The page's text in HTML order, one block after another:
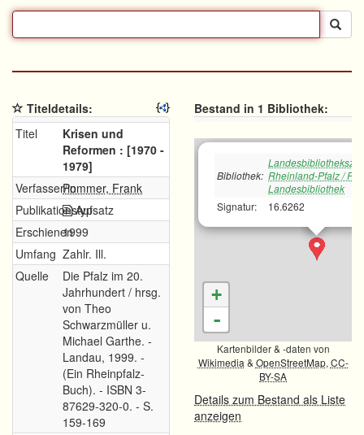
Titeldetails:
Titel
Krisen und
Reformen : [1970 -
1979]
Verfasser/inPommer, Frank
PublikationstypAufsatz
Erschienen1999
Umfang Zahlr. Ill.
Quelle
Die Pfalz im 20.
Jahrhundert / hrsg.
von Theo
Schwarzmüller u.
Michael Garthe. -
Landau, 1999. -
(Ein Rheinpfalz-
Buch). - ISBN 3-
87629-320-0. - S.
159-169
Bestand in 1 Bibliothek:
Bibliothek: Rheinland-Pfalz /
Landesbibliothek
Signatur:
16.6262
+
-
Kartenbilder & -daten von
Wikimedia & OpenStreetMap, CC-
BY-SA
Details zum Bestand als Liste
anzeigen